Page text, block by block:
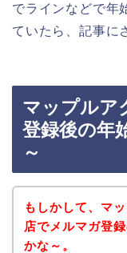
でラインなどで年
ていたら、記事に
マップルア
登録後の年
～
もしかして、マ
店でメルマガ登
かな～。